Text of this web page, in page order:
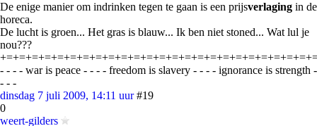
De enige manier om indrinken tegen te gaan is een prijsverlaging in de
horeca.
De lucht is groen... Het gras is blauw... Ik ben niet stoned... Wat lul je
nou???
- - - - war is peace - - - - freedom is slavery - - - - ignorance is strength -
- - -
dinsdag 7 juli 2009, 14:11 uur #19
0
weert-gilders